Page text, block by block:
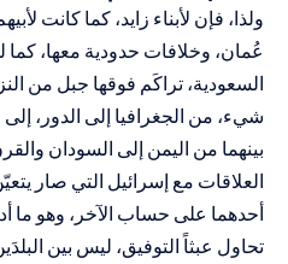
ولذا، فإن لأبناء زايد، كما كانت
عُمان، وخلافات حدودية معها، كما
السعودية، تراكَم فوقها جبل من
شيء، من الجغرافيا إلى الدور،
بينهما من اليمن إلى السودان
العلاقات مع إسرائيل التي صار
أحدهما على حساب الآخر، وهو ما
تحاول عبثاً التوفيق، ليس بين